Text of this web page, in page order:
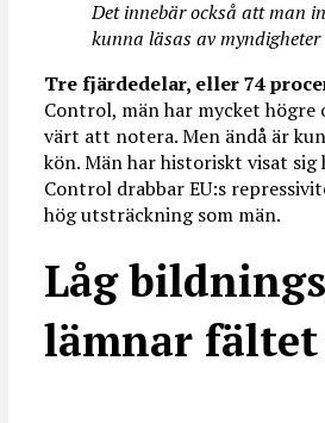
Det innebär också att man
kunna läsas av
Tre fjärdedelar, eller 74
Control, män har mycket
värt att notera. Men ändå är
kön. Män har historiskt visat sig
Control drabbar EU:s
hög utsträckning som män.
Låg
lämnar